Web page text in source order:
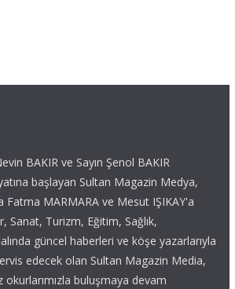
BAKIR ve Sayın Şenol BAKIR
başlayan Sultan Magazin Medya,
Fatma MARMARA ve Mesut IŞIKAY'a
Sanat, Turizm, Eğitim, Sağlık,
güncel haberleri ve köşe yazarlarıyla
edecek olan Sultan Magazin Media,
okurlarımızla buluşmaya devam